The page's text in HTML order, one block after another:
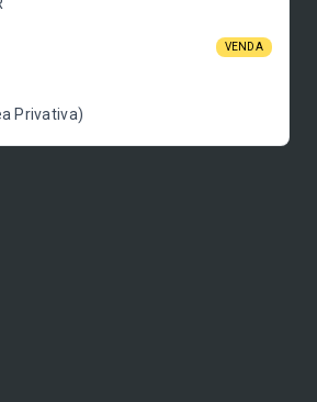
VENDA
Privativa)